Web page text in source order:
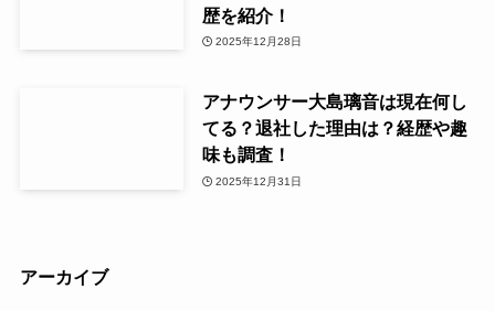
歴を紹介！
2025年12月28日
アナウンサー大島璃音は現在何し
てる？退社した理由は？経歴や趣
味も調査！
2025年12月31日
アーカイブ